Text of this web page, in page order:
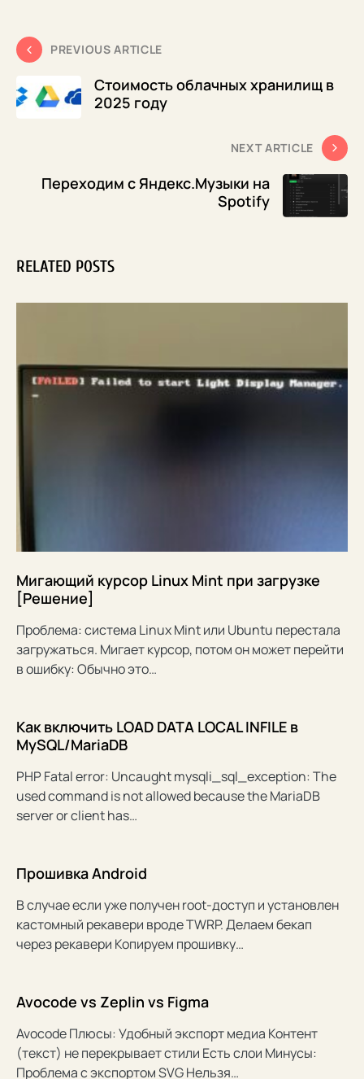
PREVIOUS ARTICLE
Стоимость облачных хранилищ в
2025 году
NEXT ARTICLE
Переходим с Яндекс.Музыки на
Spotify
RELATED POSTS
Мигающий курсор Linux Mint при загрузке
[Решение]
Проблема: система Linux Mint или Ubuntu перестала
загружаться. Мигает курсор, потом он может перейти
в ошибку: Обычно это…
Как включить LOAD DATA LOCAL INFILE в
MySQL/MariaDB
PHP Fatal error: Uncaught mysqli_sql_exception: The
used command is not allowed because the MariaDB
server or client has…
Прошивка Android
В случае если уже получен root-доступ и установлен
кастомный рекавери вроде TWRP. Делаем бекап
через рекавери Копируем прошивку…
Avocode vs Zeplin vs Figma
Avocode Плюсы: Удобный экспорт медиа Контент
(текст) не перекрывает стили Есть слои Минусы:
Проблема с экспортом SVG Нельзя…